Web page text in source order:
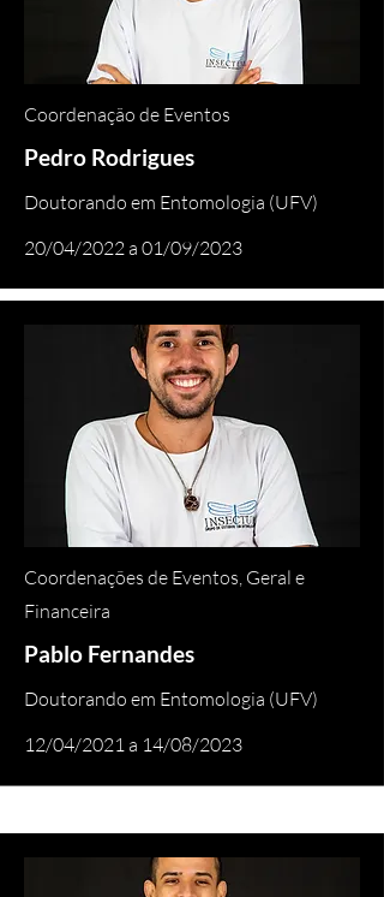
Coordenação de Eventos
Pedro Rodrigues
Doutorando em Entomologia (UFV)
20/04/2022 a 01/09/2023
Coordenações de Eventos, Geral e
Financeira
Pablo Fernandes
Doutorando em Entomologia (UFV)
12/04/2021 a 14/08/2023